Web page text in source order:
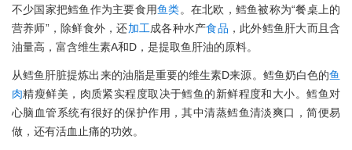
不少国家把鳕鱼作为主要食用鱼类。在北欧，鳕鱼被称为“餐桌上的
营养师”，除鲜食外，还加工成各种水产食品 ，此外鳕鱼肝大而且含
油量高，富含维生素A和D，是提取鱼肝油的原料。
从鳕鱼肝脏提炼出来的油脂是重要的维生素D来源。鳕鱼奶白色的鱼
肉精瘦鲜美，肉质紧实程度取决于鳕鱼的新鲜程度和大小。鳕鱼对
心脑血管系统有很好的保护作用，其中清蒸鳕鱼清淡爽口，简便易
做，还有活血止痛的功效。